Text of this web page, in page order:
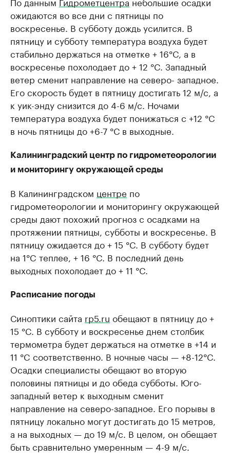
ожидаются во все дни с пятницы по
воскресенье. В субботу дождь усилится. В
пятницу и субботу температура воздуха будет
стабильно держаться на отметке + 16°C, а в
воскресенье похолодает до + 12 °C. Западный
ветер сменит направление на северо- западное.
Его скорость будет в пятницу достигать 12 м/с, а
к уик-энду снизится до 4-6 м/с. Ночами
температура воздуха будет понижаться с +12 °C
в ночь пятницы до +6-7 °С в выходные.
Калининградский центр по гидрометеорологии
и мониторингу окружающей среды
В Калининградском центре по
гидрометеорологии и мониторингу окружающей
среды дают похожий прогноз с осадками на
протяжении пятницы, субботы и воскресенье. В
пятницу ожидается до + 15 °C. В субботу будет
на 1°C теплее, + 16 °C. В последний день
выходных похолодает до + 11 °C.
Расписание погоды
Синоптики сайта rp5.ru обещают в пятницу до +
15 °C. В субботу и воскресенье днем столбик
термометра будет держаться на отметке в +14 и
11 °C соответственно. В ночные часы — +8-12°C.
Осадки специалисты обещают во вторую
половины пятницы и до обеда субботы. Юго-
западный ветер к выходным сменит
направление на северо-западное. Его порывы в
пятницу локально могут достигать до 15 метров,
а на выходных — до 19 м/с. В целом, он обещает
быть сравнительно умеренным — 4-9 м/с.